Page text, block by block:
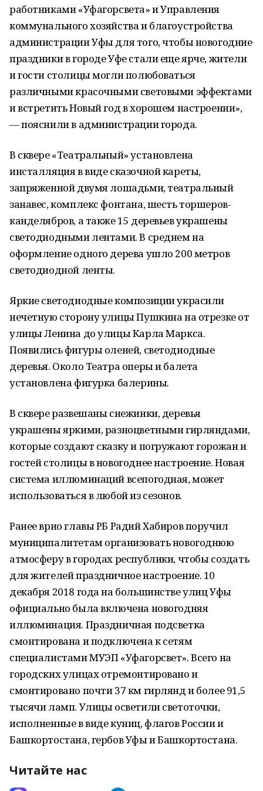
работниками «Уфагорсвета» и Управления
коммунального хозяйства и благоустройства
администрации Уфы для того, чтобы новогодние
праздники в городе Уфе стали еще ярче, жители
и гости столицы могли полюбоваться
различными красочными световыми эффектами
и встретить Новый год в хорошем настроении»,
— пояснили в администрации города.
В сквере «Театральный» установлена
инсталляция в виде сказочной кареты,
запряженной двумя лошадьми, театральный
занавес, комплекс фонтана, шесть торшеров-
канделябров, а также 15 деревьев украшены
светодиодными лентами. В среднем на
оформление одного дерева ушло 200 метров
светодиодной ленты.
Яркие светодиодные композиции украсили
нечетную сторону улицы Пушкина на отрезке от
улицы Ленина до улицы Карла Маркса.
Появились фигуры оленей, светодиодные
деревья. Около Театра оперы и балета
установлена фигурка балерины.
В сквере развешаны снежинки, деревья
украшены яркими, разноцветными гирляндами,
которые создают сказку и погружают горожан и
гостей столицы в новогоднее настроение. Новая
система иллюминаций всепогодная, может
использоваться в любой из сезонов.
Ранее врио главы РБ Радий Хабиров поручил
муниципалитетам организовать новогоднюю
атмосферу в городах республики, чтобы создать
для жителей праздничное настроение. 10
декабря 2018 года на большинстве улиц Уфы
официально была включена новогодняя
иллюминация. Праздничная подсветка
смонтирована и подключена к сетям
специалистами МУЭП «Уфагорсвет». Всего на
городских улицах отремонтировано и
смонтировано почти 37 км гирлянд и более 91,5
тысячи ламп. Улицы осветили светоточки,
исполненные в виде куниц, флагов России и
Башкортостана, гербов Уфы и Башкортостана.
Читайте нас